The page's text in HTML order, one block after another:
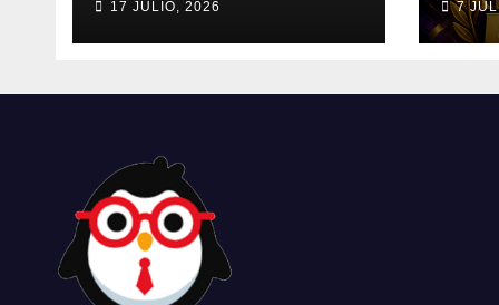
guardado antes de
entrar en pánico
17 JULIO, 2026 7